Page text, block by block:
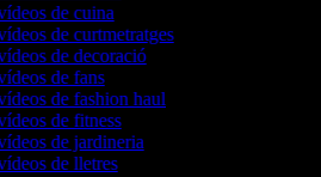
de cuina
de curtmetratges
de decoració
de fans
de fashion haul
de fitness
de jardineria
de lletres